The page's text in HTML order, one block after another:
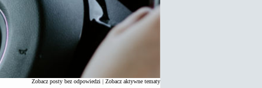
Zobacz posty bez odpowiedzi | Zobacz aktywne tematy